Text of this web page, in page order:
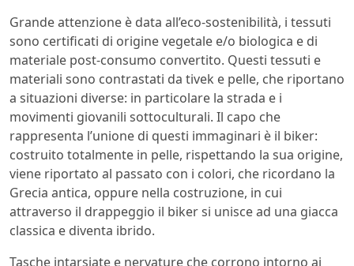
Grande attenzione è data all’eco-sostenibilità, i tessuti
sono certificati di origine vegetale e/o biologica e di
materiale post-consumo convertito. Questi tessuti e
materiali sono contrastati da tivek e pelle, che riportano
a situazioni diverse: in particolare la strada e i
movimenti giovanili sottoculturali. Il capo che
rappresenta l’unione di questi immaginari è il biker:
costruito totalmente in pelle, rispettando la sua origine,
viene riportato al passato con i colori, che ricordano la
Grecia antica, oppure nella costruzione, in cui
attraverso il drappeggio il biker si unisce ad una giacca
classica e diventa ibrido.
Tasche intarsiate e nervature che corrono intorno ai